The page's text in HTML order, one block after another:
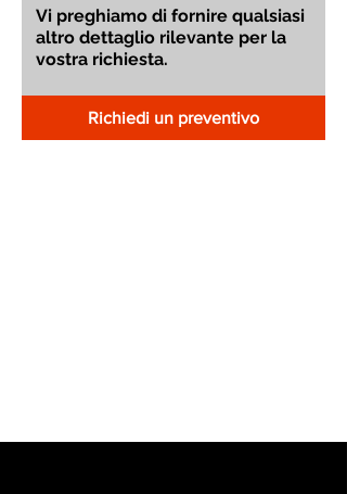
Richiedi un preventivo